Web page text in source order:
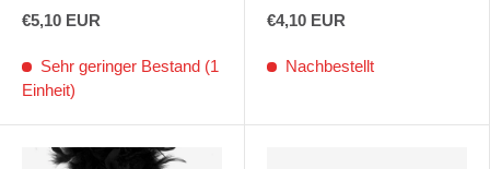
€5,10 EUR
Sehr geringer Bestand (1
Einheit)
€4,10 EUR
Nachbestellt